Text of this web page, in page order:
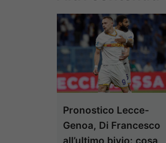
Pronostico Lecce-
Genoa, Di Francesco